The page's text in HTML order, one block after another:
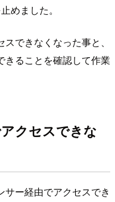
めました。
できなくなった事と、
きることを確認して作業
クセスできな
ー経由でアクセスでき